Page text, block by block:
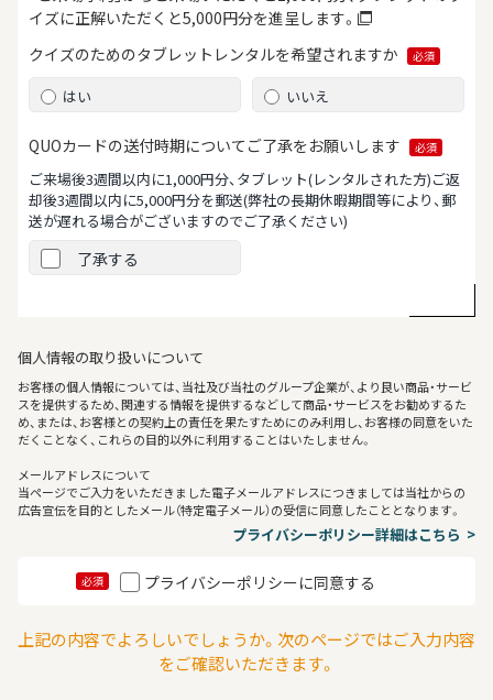
イズに正解いただくと5,000円分を進呈します。
クイズのためのタブレット レンタルを希望されますか 必須
はい いいえ
QUOカードの送付時期について ご了承をお願いします 必須
ご来場後3週間以内に1,000円分、タブレット(レンタルされた方)ご返
却後3週間以内に5,000円分を郵送(弊社の長期休暇期間等により、郵
送が遅れる場合がございますのでご了承ください)
了承する
個人情報の取り扱いについて
お客様の個人情報については、当社及び当社のグループ企業が、より良い商品・サービ
スを提供するため、関連する情報を提供するなどして商品・サービスをお勧めするた
め、または、お客様との契約上の責任を果たすためにのみ利用し、お客様の同意をいた
だくことなく、これらの目的以外に利用することはいたしません。
メールアドレスについて
当ページでご入力をいただきました電子メールアドレスにつきましては当社からの
広告宣伝を目的としたメール（特定電子メール）の受信に同意したこととなります。
プライバシーポリシー詳細はこちら
必須 プライバシーポリシーに同意する
上記の内容でよろしいでしょうか。次のページではご入力内容
をご確認いただきます。